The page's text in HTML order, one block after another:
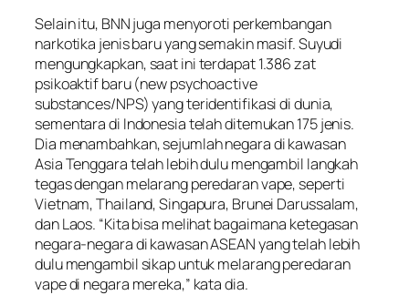
Selain itu, BNN juga menyoroti perkembangan
narkotika jenis baru yang semakin masif. Suyudi
mengungkapkan, saat ini terdapat 1.386 zat
psikoaktif baru (new psychoactive
substances/NPS) yang teridentifikasi di dunia,
sementara di Indonesia telah ditemukan 175 jenis.
Dia menambahkan, sejumlah negara di kawasan
Asia Tenggara telah lebih dulu mengambil langkah
tegas dengan melarang peredaran vape, seperti
Vietnam, Thailand, Singapura, Brunei Darussalam,
dan Laos. “Kita bisa melihat bagaimana ketegasan
negara-negara di kawasan ASEAN yang telah lebih
dulu mengambil sikap untuk melarang peredaran
vape di negara mereka,” kata dia.